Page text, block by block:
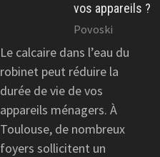
vos appareils ?
Povoski
Le calcaire dans l’eau du
robinet peut réduire la
durée de vie de vos
appareils ménagers. À
Toulouse, de nombreux
foyers sollicitent un